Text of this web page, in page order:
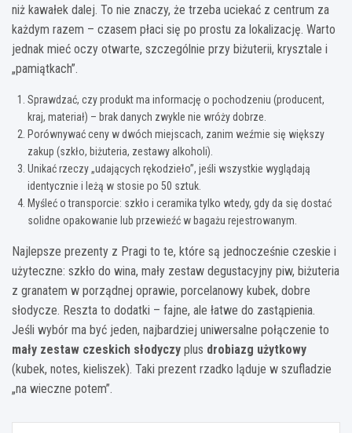
niż kawałek dalej. To nie znaczy, że trzeba uciekać z centrum za
każdym razem – czasem płaci się po prostu za lokalizację. Warto
jednak mieć oczy otwarte, szczególnie przy biżuterii, krysztale i
„pamiątkach”.
Sprawdzać, czy produkt ma informację o pochodzeniu (producent,
kraj, materiał) – brak danych zwykle nie wróży dobrze.
Porównywać ceny w dwóch miejscach, zanim weźmie się większy
zakup (szkło, biżuteria, zestawy alkoholi).
Unikać rzeczy „udających rękodzieło”, jeśli wszystkie wyglądają
identycznie i leżą w stosie po 50 sztuk.
Myśleć o transporcie: szkło i ceramika tylko wtedy, gdy da się dostać
solidne opakowanie lub przewieźć w bagażu rejestrowanym.
Najlepsze prezenty z Pragi to te, które są jednocześnie czeskie i
użyteczne: szkło do wina, mały zestaw degustacyjny piw, biżuteria
z granatem w porządnej oprawie, porcelanowy kubek, dobre
słodycze. Reszta to dodatki – fajne, ale łatwe do zastąpienia.
Jeśli wybór ma być jeden, najbardziej uniwersalne połączenie to
mały zestaw czeskich słodyczy plus drobiazg użytkowy
(kubek, notes, kieliszek). Taki prezent rzadko ląduje w szufladzie
„na wieczne potem”.